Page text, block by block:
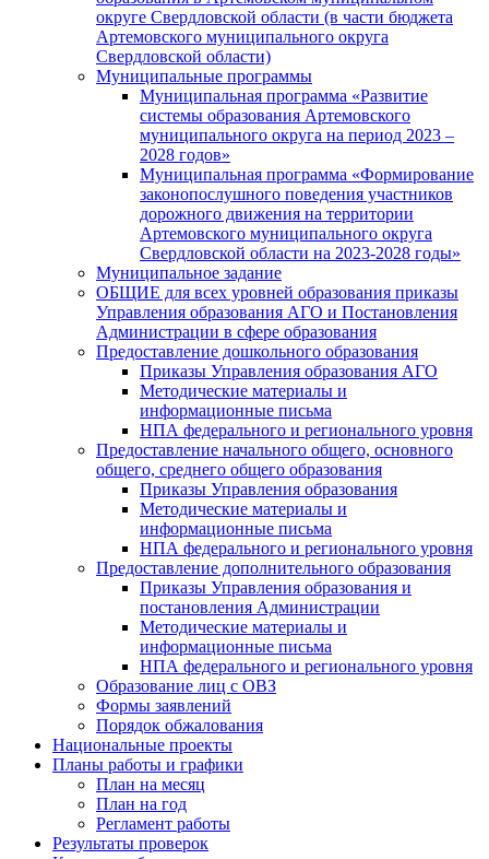
округе Свердловской области (в части бюджета
Артемовского муниципального округа
Свердловской области)
Муниципальные программы
Муниципальная программа «Развитие
системы образования Артемовского
муниципального округа на период 2023 –
2028 годов»
Муниципальная программа «Формирование
законопослушного поведения участников
дорожного движения на территории
Артемовского муниципального округа
Свердловской области на 2023-2028 годы»
Муниципальное задание
ОБЩИЕ для всех уровней образования приказы
Управления образования АГО и Постановления
Администрации в сфере образования
Предоставление дошкольного образования
Приказы Управления образования АГО
Методические материалы и
информационные письма
НПА федерального и регионального уровня
Предоставление начального общего, основного
общего, среднего общего образования
Приказы Управления образования
Методические материалы и
информационные письма
НПА федерального и регионального уровня
Предоставление дополнительного образования
Приказы Управления образования и
постановления Администрации
Методические материалы и
информационные письма
НПА федерального и регионального уровня
Образование лиц с ОВЗ
Формы заявлений
Порядок обжалования
Национальные проекты
Планы работы и графики
План на месяц
План на год
Регламент работы
Результаты проверок